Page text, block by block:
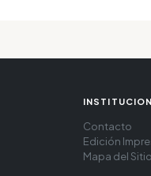
Contacto
Edición
Mapa del Sitio